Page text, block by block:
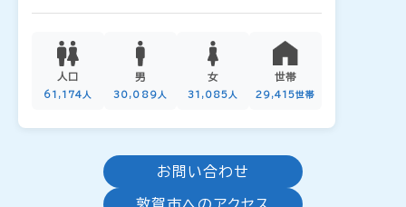
人口
61,174人
男
30,089人
女
31,085人
世帯
29,415世帯
お問い合わせ
敦賀市へのアクセス